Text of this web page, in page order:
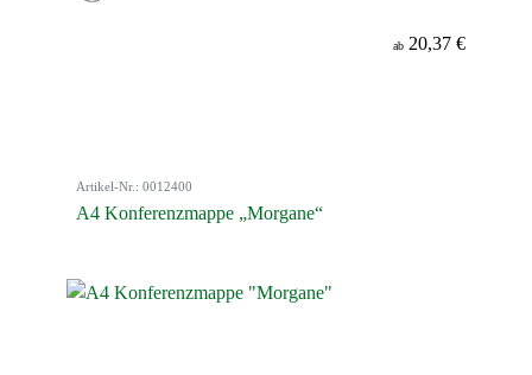
ab 20,37 €
Artikel-Nr.: 0012400
A4 Konferenzmappe „Morgane“